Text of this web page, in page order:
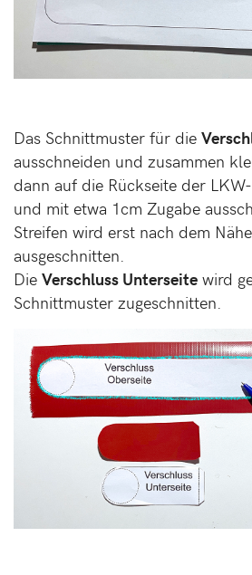
Das Schnittmuster für die
ausschneiden und zusammen
dann auf die Rückseite der
und mit etwa 1cm Zugabe
Streifen wird erst nach dem
ausgeschnitten.
Die Verschluss Unterseite wird
Schnittmuster zugeschnitten.